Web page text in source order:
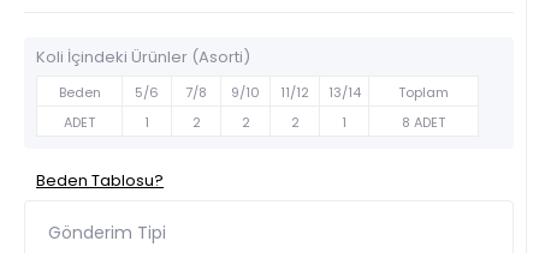
Koli İçindeki Ürünler (Asorti)
Beden 5/6 7/8 9/10 11/12 13/14
Toplam
ADET
1 2 2 2 1 8 ADET
Beden Tablosu?
Gönderim Tipi